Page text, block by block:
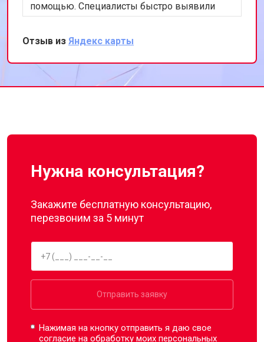
помощью. Специалисты быстро выявили
проблему - износ щеток. После их замены
устройство вновь функционирует идеально.
Ценю ваш профессионализм и
оперативность. Буду рекомендовать вас
своим друзьям и знакомым!
Отзыв из Яндекс карты
Нужна консультация?
Закажите бесплатную консультацию,
перезвоним за 5 минут
Отправить заявку
Нажимая на кнопку отправить я даю свое
согласие на обработку моихперсональных